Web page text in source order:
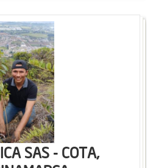
SAS - COTA,